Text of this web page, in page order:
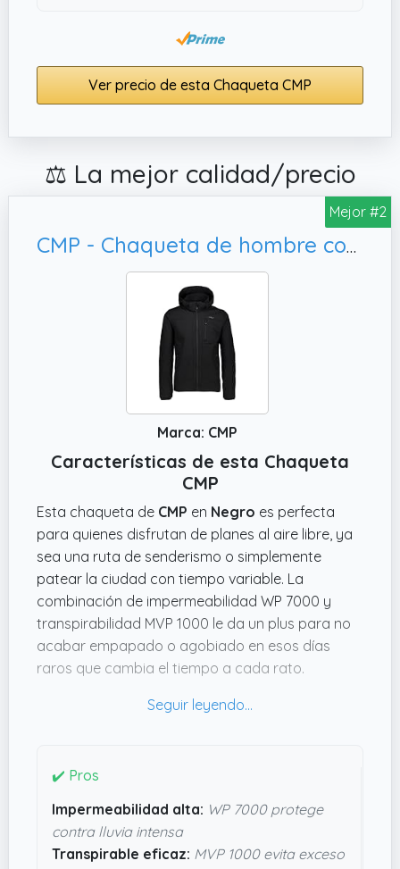
Ver precio de esta Chaqueta CMP
⚖️ La mejor calidad/precio
Mejor #2
CMP - Chaqueta de hombre con capucha y cremallera, 48
Marca: CMP
Características de esta Chaqueta
CMP
Esta chaqueta de CMP en Negro es perfecta
para quienes disfrutan de planes al aire libre, ya
sea una ruta de senderismo o simplemente
patear la ciudad con tiempo variable. La
combinación de impermeabilidad WP 7000 y
transpirabilidad MVP 1000 le da un plus para no
acabar empapado o agobiado en esos días
raros que cambia el tiempo a cada rato.
a mantener el cuerpo calentito sin que sudes
Lo que me parece muy práctico es la cremallera
poder guardar el móvil, las llaves o algo de
comida sin miedo a perderlo, y con la capucha
desmontable y los cordones puedes ajustarla a
✔️ Pros
Impermeabilidad alta: WP 7000 protege
contra lluvia intensa
Transpirable eficaz: MVP 1000 evita exceso